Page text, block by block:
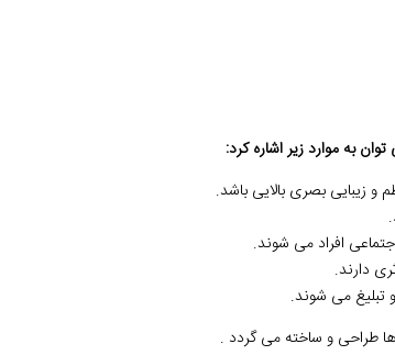
به موارد زیر اشاره کرد:
زیبایی بصری بالایی باشد.
افراد می شوند.
دارند.
تبلیغ می شوند.
ها طراحی و ساخته می گردد .